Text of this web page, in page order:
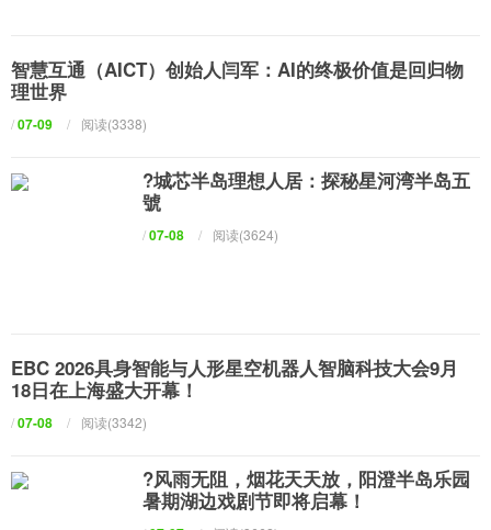
智慧互通（AICT）创始人闫军：AI的终极价值是回归物
理世界
/07-09 / 阅读(3338)
?城芯半岛理想人居：探秘星河湾半岛五
號
/07-08 / 阅读(3624)
EBC 2026具身智能与人形星空机器人智脑科技大会9月
18日在上海盛大开幕！
/07-08 / 阅读(3342)
?风雨无阻，烟花天天放，阳澄半岛乐园
暑期湖边戏剧节即将启幕！